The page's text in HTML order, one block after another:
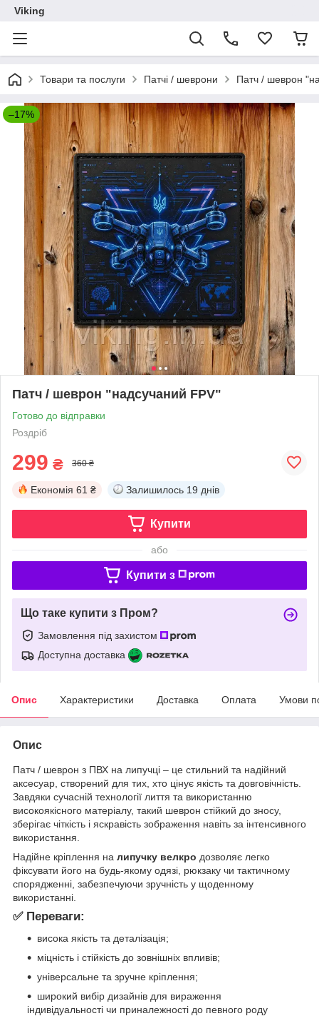
Viking
Товари та послуги Патчі / шеврони Патч / шеврон
–17%
Патч / шеврон "надсучаний FPV"
Готово до відправки
Роздріб
299 ₴ 360 ₴
Економія 61 ₴ Залишилось 19 днів
Купити
або
Купити з
Що таке купити з Пром?
Замовлення під захистом
Доступна доставка
Опис Характеристики Доставка Оплата Умови
Опис
Патч / шеврон з ПВХ на липучці – це стильний та надійний
аксесуар, створений для тих, хто цінує якість та довговічність.
Завдяки сучасній технології лиття та використанню
високоякісного матеріалу, такий шеврон стійкий до зносу,
зберігає чіткість і яскравість зображення навіть за інтенсивного
використання.
Надійне кріплення на липучку велкро дозволяє легко
фіксувати його на будь-якому одязі, рюкзаку чи тактичному
спорядженні, забезпечуючи зручність у щоденному
використанні.
✅ Переваги:
висока якість та деталізація;
міцність і стійкість до зовнішніх впливів;
універсальне та зручне кріплення;
широкий вибір дизайнів для вираження
індивідуальності чи приналежності до певного роду